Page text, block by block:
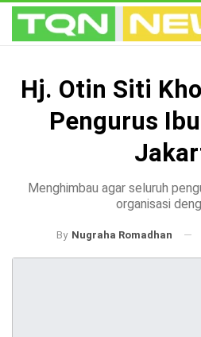
Hj. Otin Siti
Pengurus
Menghimbau agar seluruh
organisasi
By Nugraha Romadhan